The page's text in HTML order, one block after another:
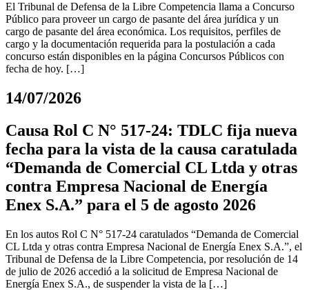
El Tribunal de Defensa de la Libre Competencia llama a Concurso
Público para proveer un cargo de pasante del área jurídica y un
cargo de pasante del área económica. Los requisitos, perfiles de
cargo y la documentación requerida para la postulación a cada
concurso están disponibles en la página Concursos Públicos con
fecha de hoy. […]
14/07/2026
Causa Rol C N° 517-24: TDLC fija nueva
fecha para la vista de la causa caratulada
“Demanda de Comercial CL Ltda y otras
contra Empresa Nacional de Energía
Enex S.A.” para el 5 de agosto 2026
En los autos Rol C N° 517-24 caratulados “Demanda de Comercial
CL Ltda y otras contra Empresa Nacional de Energía Enex S.A.”, el
Tribunal de Defensa de la Libre Competencia, por resolución de 14
de julio de 2026 accedió a la solicitud de Empresa Nacional de
Energía Enex S.A., de suspender la vista de la […]